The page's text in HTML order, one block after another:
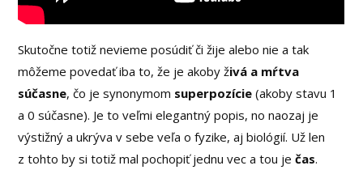
Skutočne totiž nevieme posúdiť či žije alebo nie a tak
môžeme povedať iba to, že je akoby živá a mŕtva
súčasne, čo je synonymom superpozície(akoby stavu 1
a 0 súčasne). Je to veľmi elegantný popis, no naozaj je
výstižný a ukrýva v sebe veľa o fyzike, aj biológií. Už len
z tohto by si totiž mal pochopiť jednu vec a tou ječas.